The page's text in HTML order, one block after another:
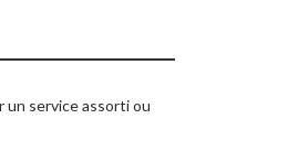
un service assorti ou